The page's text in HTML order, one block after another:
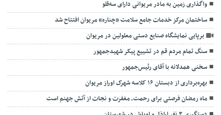
واگذاری زمین به مادر مریوانی دارای سه‌قلو
ساختمان مرکز خدمات جامع سلامت «چناره» مریوان افتتاح شد
برپایی نمایشگاه صنایع دستی معلولین در مریوان
سنگ تمام مردم قم در تشییع پیکر شهیدجمهور
سخنی همدلانه با آقای رئیس‌جمهور
بهره‌برداری از دبستان ۱۶ کلاسه شهرک اوراز مریوان
ماه رمضان فرصتی برای رحمت، مغفرت و نجات از آتش جهنم است